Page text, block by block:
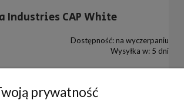
Industries CAP White
Dostępność: na wyczerpaniu
Wysyłka w: 5 dni
139,99 zł
prywatność